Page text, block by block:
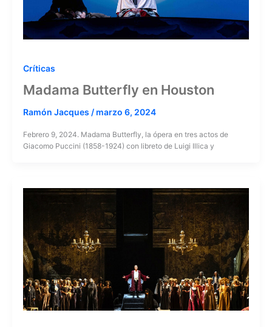
Críticas
Madama Butterfly en Houston
Ramón Jacques / marzo 6, 2024
Febrero 9, 2024. Madama Butterfly, la ópera en tres actos de
Giacomo Puccini (1858-1924) con libreto de Luigi Illica y